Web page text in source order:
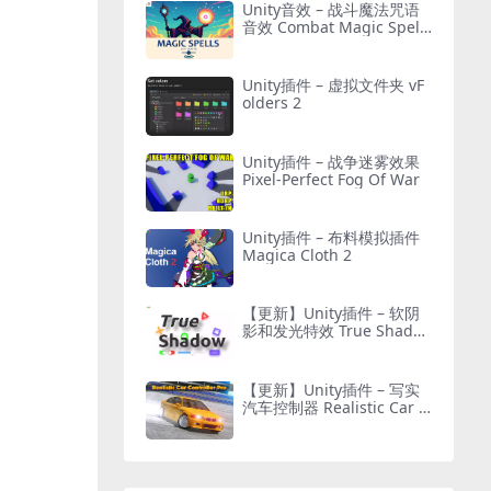
Unity音效 – 战斗魔法咒语
音效 Combat Magic Spells
Unity插件 – 虚拟文件夹 vF
olders 2
Unity插件 – 战争迷雾效果
Pixel-Perfect Fog Of War
Unity插件 – 布料模拟插件
Magica Cloth 2
【更新】Unity插件 – 软阴
影和发光特效 True Shado
【更新】Unity插件 – 写实
汽车控制器 Realistic Car C